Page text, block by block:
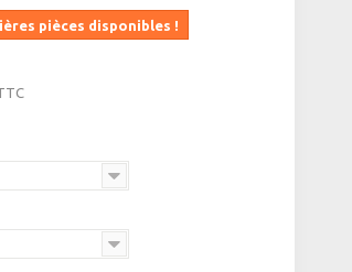
pièces disponibles !